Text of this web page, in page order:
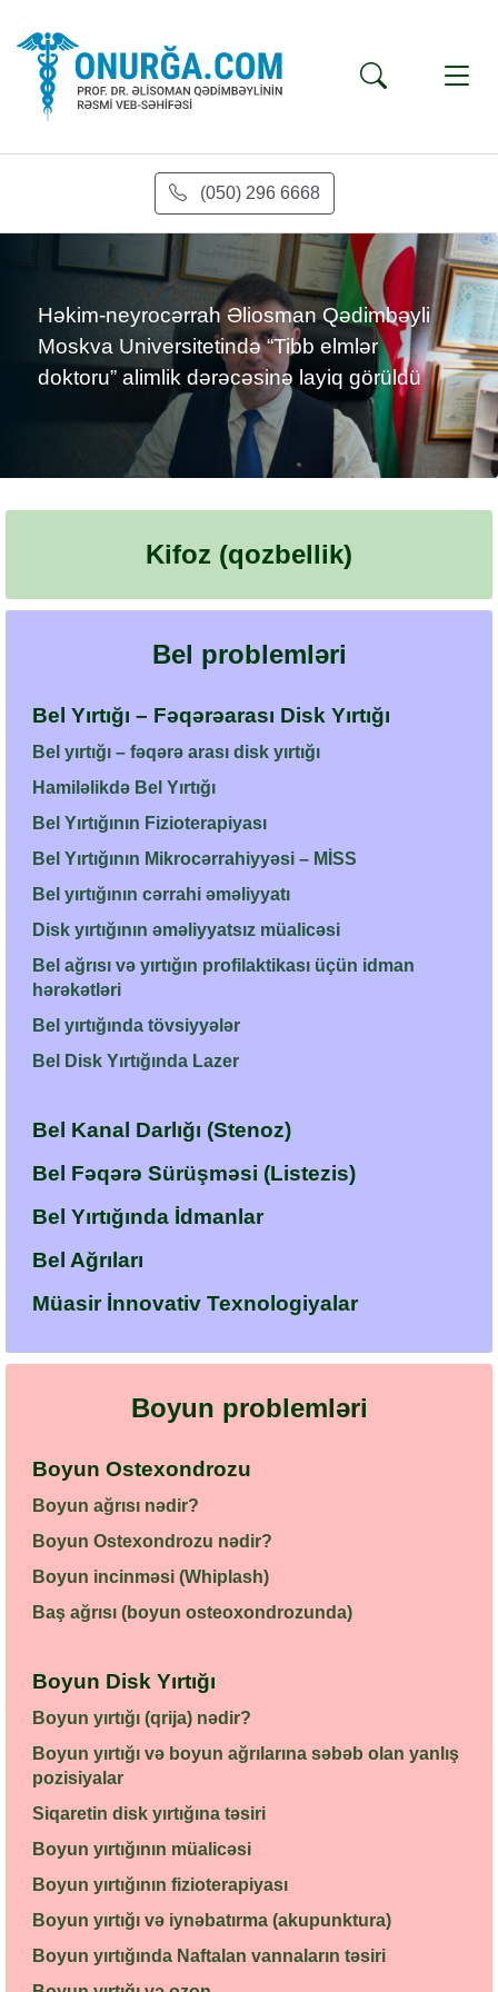
(050) 296 6668
Həkim-neyrocərrah Əliosman Qədimbəyli
Moskva Universitetində “Tibb elmlər
doktoru” alimlik dərəcəsinə layiq görüldü
Kifoz (qozbellik)
Bel problemləri
Bel Yırtığı – Fəqərəarası Disk Yırtığı
Bel yırtığı – fəqərə arası disk yırtığı
Hamiləlikdə Bel Yırtığı
Bel Yırtığının Fizioterapiyası
Bel Yırtığının Mikrocərrahiyyəsi – MİSS
Bel yırtığının cərrahi əməliyyatı
Disk yırtığının əməliyyatsız müalicəsi
Bel ağrısı və yırtığın profilaktikası üçün idman
hərəkətləri
Bel yırtığında tövsiyyələr
Bel Disk Yırtığında Lazer
Bel Kanal Darlığı (Stenoz)
Bel Fəqərə Sürüşməsi (Listezis)
Bel Yırtığında İdmanlar
Bel Ağrıları
Müasir İnnovativ Texnologiyalar
Boyun problemləri
Boyun Ostexondrozu
Boyun ağrısı nədir?
Boyun Ostexondrozu nədir?
Boyun incinməsi (Whiplash)
Baş ağrısı (boyun osteoxondrozunda)
Boyun Disk Yırtığı
Boyun yırtığı (qrija) nədir?
Boyun yırtığı və boyun ağrılarına səbəb olan yanlış
pozisiyalar
Siqaretin disk yırtığına təsiri
Boyun yırtığının müalicəsi
Boyun yırtığının fizioterapiyası
Boyun yırtığı və iynəbatırma (akupunktura)
Boyun yırtığında Naftalan vannaların təsiri